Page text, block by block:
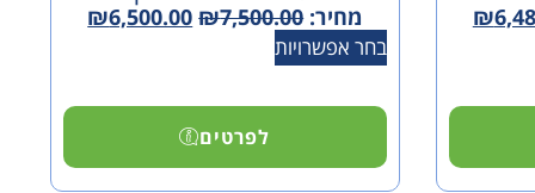
₪ מחיר: ₪7,500.00
₪6,500.00
בחר אפשרויות
לפרטים